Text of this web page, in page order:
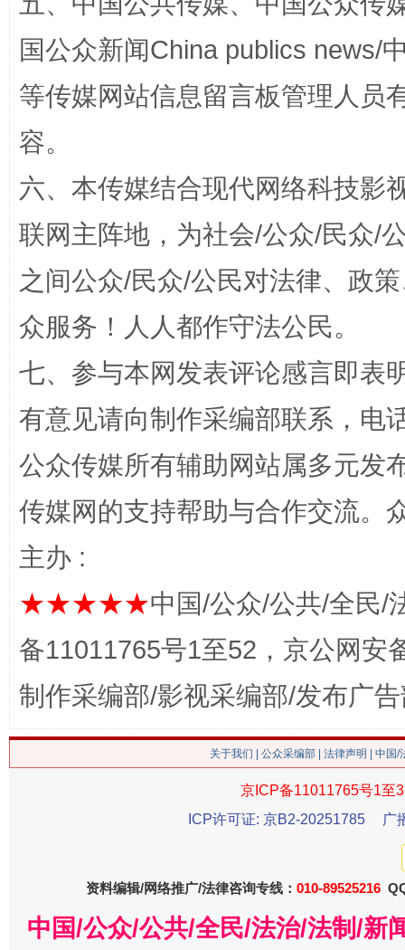
漫山遍野的桃花与雪山、麦地、白藏房 除
国公众新闻China publics news/
等传媒网站信息留言板管理人员
容。
六、本传媒结合现代网络科技影
联网主阵地，为社会/公众/民众/
之间公众/民众/公民对法律、政
众服务！人人都作守法公民。
七、参与本网发表评论感言即表
有意见请向制作采编部联系，电
公众传媒所有辅助网站属多元发
传媒网的支持帮助与合作交流。
主办 :
★★★★★中国/公众/公共/全民/
备11011765号1至52，京公网安
制作采编部/影视采编部/发布广
关于我们 公众采编部 法律声明 | 中国
京ICP备11011765号1至
ICP许可证: 京B2-20251785
广
资料编辑/网络推广/法律咨询专线： 010-89525216
中国/公众/公共/全民/法治/法制/新